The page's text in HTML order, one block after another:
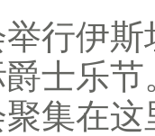
行伊
士乐
集在